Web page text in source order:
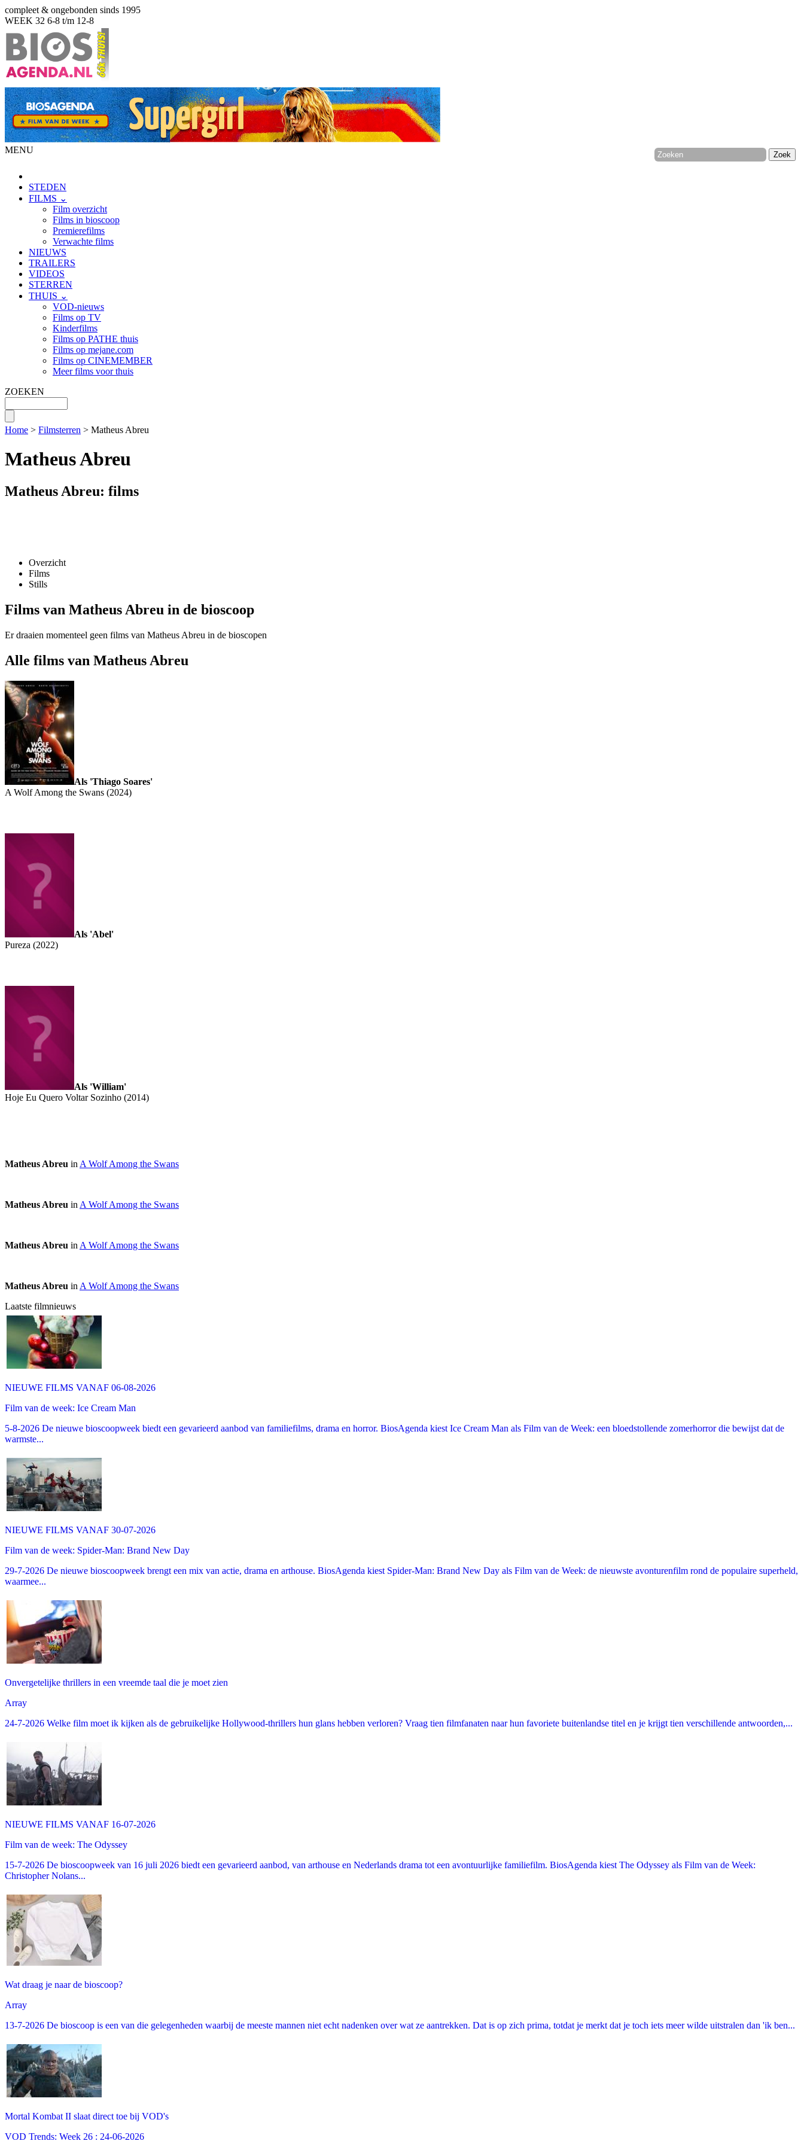
compleet & ongebonden sinds 1995
WEEK 32 6-8 t/m 12-8
MENU
STEDEN
FILMS ⌄
Film overzicht
Films in bioscoop
Premierefilms
Verwachte films
NIEUWS
TRAILERS
VIDEOS
STERREN
THUIS ⌄
VOD-nieuws
Films op TV
Kinderfilms
Films op PATHE thuis
Films op mejane.com
Films op CINEMEMBER
Meer films voor thuis
ZOEKEN
Home > Filmsterren > Matheus Abreu
Matheus Abreu
Matheus Abreu: films
Overzicht
Films
Stills
Films van Matheus Abreu in de bioscoop
Er draaien momenteel geen films van Matheus Abreu in de bioscopen
Alle films van Matheus Abreu
Als 'Thiago Soares'
A Wolf Among the Swans (2024)
Als 'Abel'
Pureza (2022)
Als 'William'
Hoje Eu Quero Voltar Sozinho (2014)
Matheus Abreu in A Wolf Among the Swans
Matheus Abreu in A Wolf Among the Swans
Matheus Abreu in A Wolf Among the Swans
Matheus Abreu in A Wolf Among the Swans
Laatste filmnieuws
NIEUWE FILMS VANAF 06-08-2026
Film van de week: Ice Cream Man
5-8-2026 De nieuwe bioscoopweek biedt een gevarieerd aanbod van familiefilms, drama en horror. BiosAgenda kiest Ice Cream Man als Film van de Week: een bloedstollende zomerhorror die bewijst dat de
warmste...
NIEUWE FILMS VANAF 30-07-2026
Film van de week: Spider-Man: Brand New Day
29-7-2026 De nieuwe bioscoopweek brengt een mix van actie, drama en arthouse. BiosAgenda kiest Spider-Man: Brand New Day als Film van de Week: de nieuwste avonturenfilm rond de populaire superheld,
waarmee...
Onvergetelijke thrillers in een vreemde taal die je moet zien
Array
24-7-2026 Welke film moet ik kijken als de gebruikelijke Hollywood-thrillers hun glans hebben verloren? Vraag tien filmfanaten naar hun favoriete buitenlandse titel en je krijgt tien verschillende antwoorden,...
NIEUWE FILMS VANAF 16-07-2026
Film van de week: The Odyssey
15-7-2026 De bioscoopweek van 16 juli 2026 biedt een gevarieerd aanbod, van arthouse en Nederlands drama tot een avontuurlijke familiefilm. BiosAgenda kiest The Odyssey als Film van de Week:
Christopher Nolans...
Wat draag je naar de bioscoop?
Array
13-7-2026 De bioscoop is een van die gelegenheden waarbij de meeste mannen niet echt nadenken over wat ze aantrekken. Dat is op zich prima, totdat je merkt dat je toch iets meer wilde uitstralen dan 'ik ben...
Mortal Kombat II slaat direct toe bij VOD's
VOD Trends: Week 26 : 24-06-2026